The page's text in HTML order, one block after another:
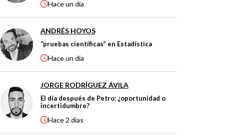
Haceun día
ANDRÉS HOYOS
“pruebas científicas” en Estadística
Haceun día
JORGE RODRÍGUEZ ÁVILA
El día después de Petro: ¿oportunidad o
incertidumbre?
Hace2 días